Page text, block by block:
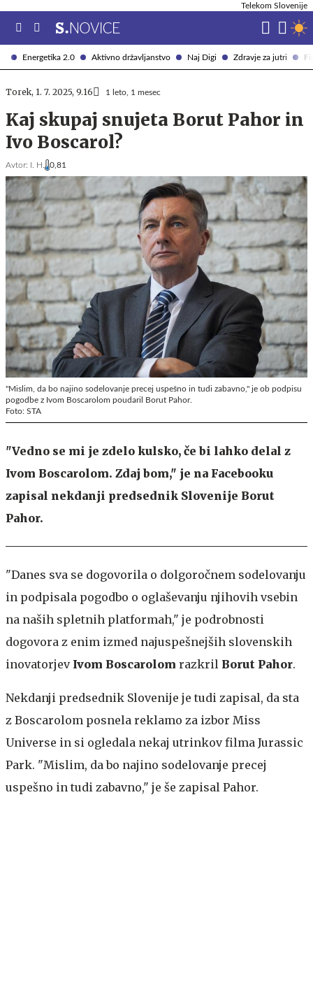
Energetika 2.0 Aktivno državljanstvo Naj Digi Zdravje za jutri
Telekom Slovenije
Torek, 1. 7. 2025, 9.16 1 leto, 1 mesec
Kaj skupaj snujeta Borut Pahor in
Ivo Boscarol?
Avtor: I. H. 0,81
"Mislim, da bo najino sodelovanje precej uspešno in tudi zabavno," je ob podpisu
pogodbe z Ivom Boscarolom poudaril Borut Pahor.
Foto: STA
"Vedno se mi je zdelo kulsko, če bi lahko delal z
Ivom Boscarolom. Zdaj bom," je na Facebooku
zapisal nekdanji predsednik Slovenije Borut
Pahor.
"Danes sva se dogovorila o dolgoročnem sodelovanju
in podpisala pogodbo o oglaševanju njihovih vsebin
na naših spletnih platformah," je podrobnosti
dogovora z enim izmed najuspešnejših slovenskih
inovatorjev Ivom Boscarolom razkril Borut Pahor.
Nekdanji predsednik Slovenije je tudi zapisal, da sta
z Boscarolom posnela reklamo za izbor Miss
Universe in si ogledala nekaj utrinkov filma Jurassic
Park. "Mislim, da bo najino sodelovanje precej
uspešno in tudi zabavno," je še zapisal Pahor.